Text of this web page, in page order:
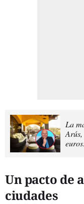
La
Un pacto de
ciudades